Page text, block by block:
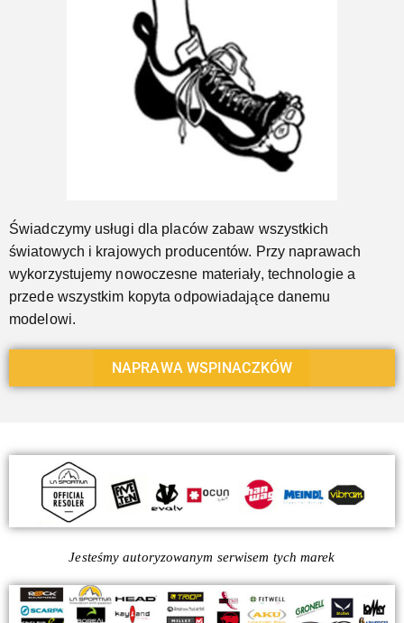
Świadczymy usługi dla placów zabaw wszystkich
światowych i krajowych producentów. Przy naprawach
wykorzystujemy nowoczesne materiały, technologie a
przede wszystkim kopyta odpowiadające danemu
modelowi.
NAPRAWA WSPINACZKÓW
Jesteśmy autoryzowanym serwisem tych marek